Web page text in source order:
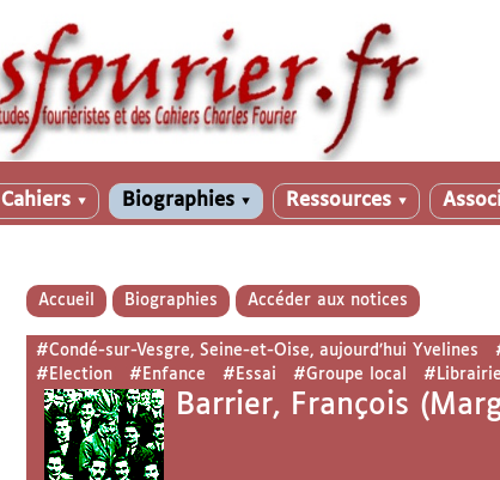
Cahiers ▼ Biographies ▼ Ressources ▼
Accueil Biographies Accéder aux notices
#Condé-sur-Vesgre, Seine-et-Oise, aujourd’hui Yvelines
#Election
#Enfance #Essai #Groupe local #Librairie
Barrier, François